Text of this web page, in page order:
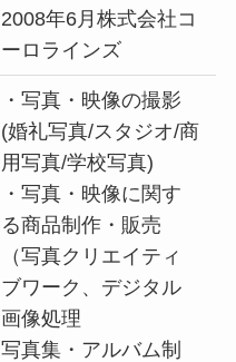
2008年6月株式会社コ
ーロラインズ
・写真・映像の撮影
(婚礼写真/スタジオ/商
用写真/学校写真)
・写真・映像に関す
る商品制作・販売
（写真クリエイティ
ブワーク、デジタル
画像処理
写真集・アルバム制